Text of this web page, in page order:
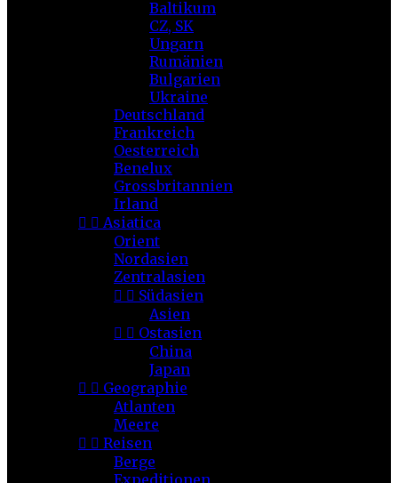
Baltikum
CZ, SK
Ungarn
Rumänien
Bulgarien
Ukraine
Deutschland
Frankreich
Oesterreich
Benelux
Grossbritannien
Irland
  Asiatica
Orient
Nordasien
Zentralasien
  Südasien
Asien
  Ostasien
China
Japan
  Geographie
Atlanten
Meere
  Reisen
Berge
Expeditionen